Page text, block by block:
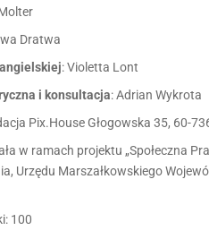
Dratwa
: Violetta Lont
i konsultacja: Adrian Wykrota
Pix.House Głogowska 35, 60-
w ramach projektu „Społeczna
Urzędu Marszałkowskiego
100